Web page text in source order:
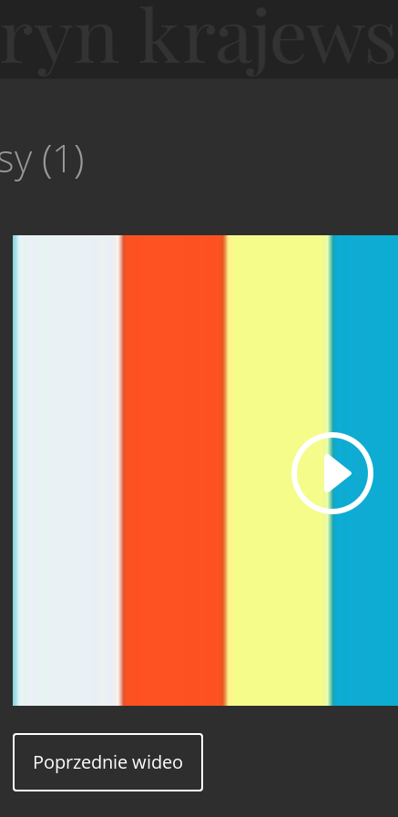
(1)
Poprzednie wideo